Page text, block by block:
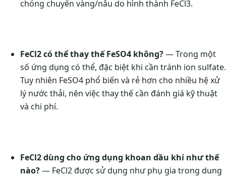
chóng chuyển vàng/nâu do hình thành FeCl3.
FeCl2 có thể thay thế FeSO4 không?— Trong một
số ứng dụng có thể, đặc biệt khi cần tránh ion sulfate.
Tuy nhiên FeSO4 phổ biến và rẻ hơn cho nhiều hệ xử
lý nước thải, nên việc thay thế cần đánh giá kỹ thuật
và chi phí.
FeCl2 dùng cho ứng dụng khoan dầu khí như thế
nào?— FeCl2 được sử dụng như phụ gia trong dung